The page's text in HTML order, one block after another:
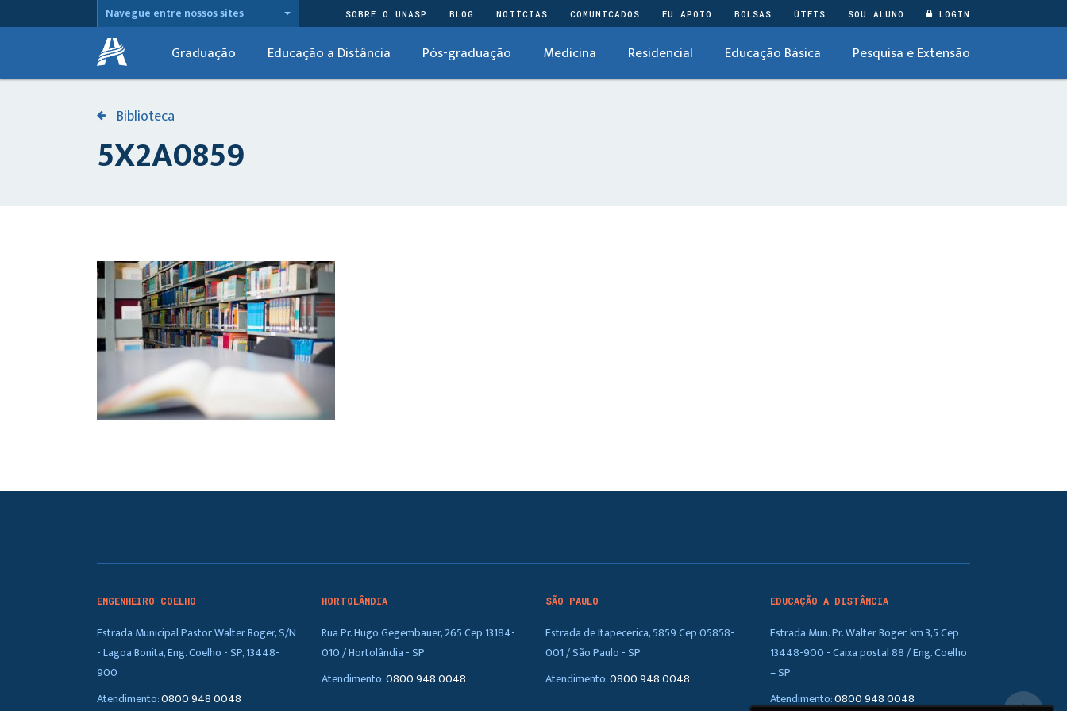
Navegue entre nossos sites SOBRE O UNASP BLOG NOTÍCIAS COMUNICADOS EU APOIO BOLSAS ÚTEIS SOU ALUNO LOGIN
Graduação Educação a Distância Pós-graduação Medicina Residencial Educação Básica Pesquisa e Extensão
Biblioteca
5X2A0859
ENGENHEIRO COELHO
Estrada Municipal Pastor Walter Boger, S/N
- Lagoa Bonita, Eng. Coelho - SP, 13448-
900
Atendimento:0800 948 0048
HORTOLÂNDIA
Rua Pr. Hugo Gegembauer, 265 Cep 13184-
010 / Hortolândia - SP
Atendimento:0800 948 0048
SÃO PAULO
Estrada de Itapecerica, 5859 Cep 05858-
001 / São Paulo - SP
Atendimento:0800 948 0048
EDUCAÇÃO A DISTÂNCIA
Estrada Mun. Pr. Walter Boger, km 3,5 Cep
13448-900 - Caixa postal 88 / Eng. Coelho
– SP
Atendimento:0800 948 0048